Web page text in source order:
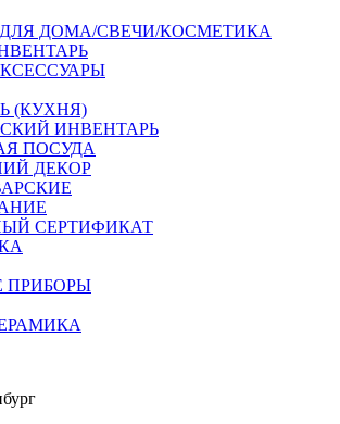
ДОМА/СВЕЧИ/КОСМЕТИКА
(КУХНЯ)
ИНВЕНТАРЬ
ПОСУДА
ДЕКОР
СЕРТИФИКАТ
ПРИБОРЫ